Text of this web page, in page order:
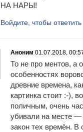
НА НАРЫ!
Войдите, чтобы ответить
Аноним 01.07.2018,
То не про ментов, а
особенностях
древние времена,
картинка стоит :-),
поличным, очень
убивали на месте —
закон тех времён. В